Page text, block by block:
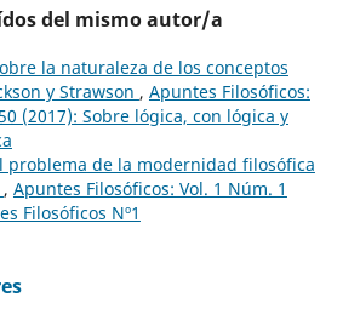
del mismo autor/a
la naturaleza de los conceptos
y Strawson , Apuntes Filosóficos:
(2017): Sobre lógica, con lógica y
problema de la modernidad filosófica
, Apuntes Filosóficos: Vol. 1 Núm. 1
Filosóficos Nº1